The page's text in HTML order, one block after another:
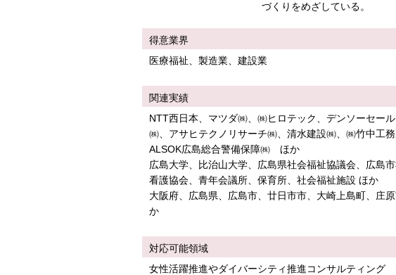
づくりをめざしている。
得意業界
医療福祉、製造業、建設業
関連実績
NTT西日本、マツダ㈱、㈱ヒロテック、デンソーセー
㈱、アサヒテクノリサーチ㈱、清水建設㈱、㈱竹中工
ALSOK広島総合警備保障㈱ ほか
広島大学、比治山大学、広島県社会福祉協議会、広島
看護協会、青年会議所、保育所、社会福祉施設 ほか
大阪府、広島県、広島市、廿日市市、大崎上島町、庄
か
対応可能領域
女性活躍推進やダイバーシティ推進コンサルティング